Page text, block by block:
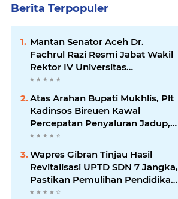
Berita Terpopuler
Mantan Senator Aceh Dr.
Fachrul Razi Resmi Jabat Wakil
Rektor IV Universitas
Kartamulia Purwakarta
Atas Arahan Bupati Mukhlis, Plt
Kadinsos Bireuen Kawal
Percepatan Penyaluran Jadup,
Intens Berkoordinasi dengan
Kemensos
Wapres Gibran Tinjau Hasil
Revitalisasi UPTD SDN 7 Jangka,
Pastikan Pemulihan Pendidikan
Pascabencana Berjalan Optimal